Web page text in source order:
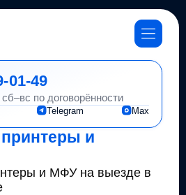
и
и МФУ на выезде в
01-49
по договорённости
Telegram Max